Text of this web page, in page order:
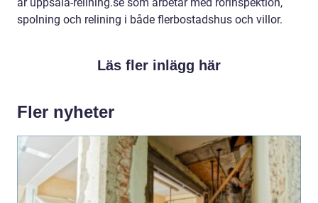
är uppsala-relining.se som arbetar med rörinspektion,
spolning och relining i både flerbostadshus och villor.
Läs fler inlägg här
Fler nyheter